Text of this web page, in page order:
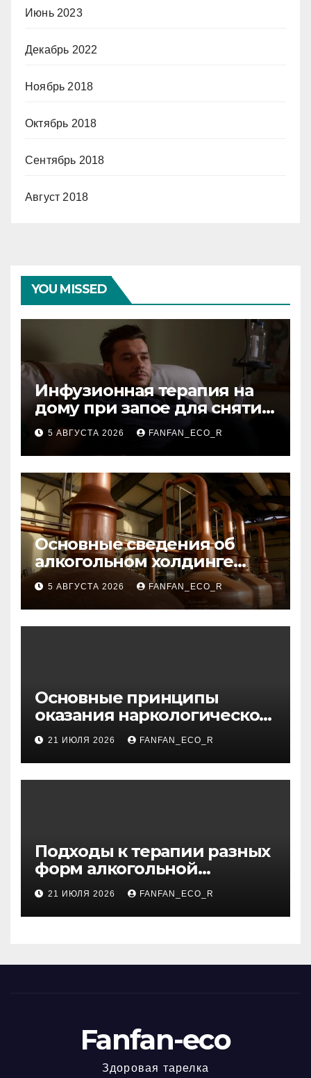
Июнь 2023
Декабрь 2022
Ноябрь 2018
Октябрь 2018
Сентябрь 2018
Август 2018
YOU MISSED
Инфузионная терапия на
дому при запое для снятия
интоксикации
5 АВГУСТА 2026 FANFAN_ECO_R
Основные сведения об
алкогольном холдинге
Узбекистана
5 АВГУСТА 2026 FANFAN_ECO_R
Основные принципы
оказания наркологической
помощи в условиях
стационара
21 ИЮЛЯ 2026 FANFAN_ECO_R
Подходы к терапии разных
форм алкогольной
зависимости: пивная,
виннная, хроническая,
мужская и женская
21 ИЮЛЯ 2026 FANFAN_ECO_R
Fanfan-eco
Здоровая тарелка